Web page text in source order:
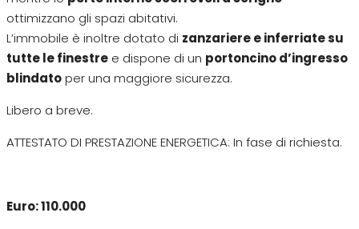
ottimizzano gli spazi abitativi.
L’immobile è inoltre dotato di zanzariere e inferriate su
tutte le finestre e dispone di un portoncino d’ingresso
blindatoper una maggiore sicurezza.
Libero a breve.
ATTESTATO DI PRESTAZIONE ENERGETICA: In fase di richiesta.
Euro: 110.000